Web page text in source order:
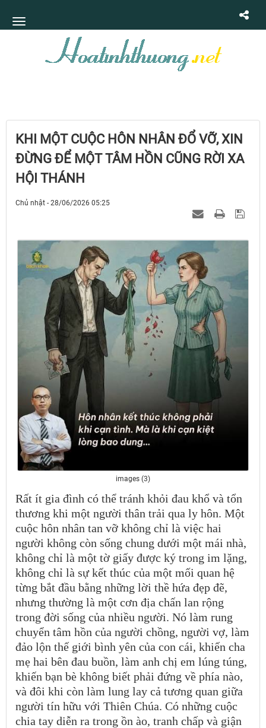
KHI MỘT CUỘC HÔN NHÂN ĐỔ VỠ, XIN
ĐỪNG ĐỂ MỘT TÂM HỒN CŨNG RỜI XA
HỘI THÁNH
Chủ nhật - 28/06/2026 05:25
images (3)
Rất ít gia đình có thể tránh khỏi đau khổ và tổn
thương khi một người thân trải qua ly hôn. Một
cuộc hôn nhân tan vỡ không chỉ là việc hai
người không còn sống chung dưới một mái nhà,
không chỉ là một tờ giấy được ký trong im lặng,
không chỉ là sự kết thúc của một mối quan hệ
từng bắt đầu bằng những lời thề hứa đẹp đẽ,
nhưng thường là một cơn địa chấn lan rộng
trong đời sống của nhiều người. Nó làm rung
chuyển tâm hồn của người chồng, người vợ, làm
đảo lộn thế giới bình yên của con cái, khiến cha
mẹ hai bên đau buồn, làm anh chị em lúng túng,
khiến bạn bè không biết phải đứng về phía nào,
và đôi khi còn làm lung lay cả tương quan giữa
người tín hữu với Thiên Chúa. Có những cuộc
chia tay diễn ra trong ồn ào, tranh chấp và giận